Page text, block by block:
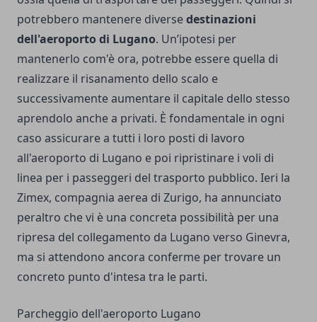
potrebbero mantenere diversedestinazioni
dell'aeroporto di Lugano. Un’ipotesi per
mantenerlo com'è ora, potrebbe essere quella di
realizzare il risanamento dello scalo e
successivamente aumentare il capitale dello stesso
aprendolo anche a privati. È fondamentale in ogni
caso assicurare a tutti i loro posti di lavoro
all'aeroporto di Lugano e poi ripristinare i voli di
linea per i passeggeri del trasporto pubblico. Ieri la
Zimex, compagnia aerea di Zurigo, ha annunciato
peraltro che vi è una concreta possibilità per una
ripresa del collegamento da Lugano verso Ginevra,
ma si attendono ancora conferme per trovare un
concreto punto d'intesa tra le parti.
Parcheggio dell'aeroporto Lugano